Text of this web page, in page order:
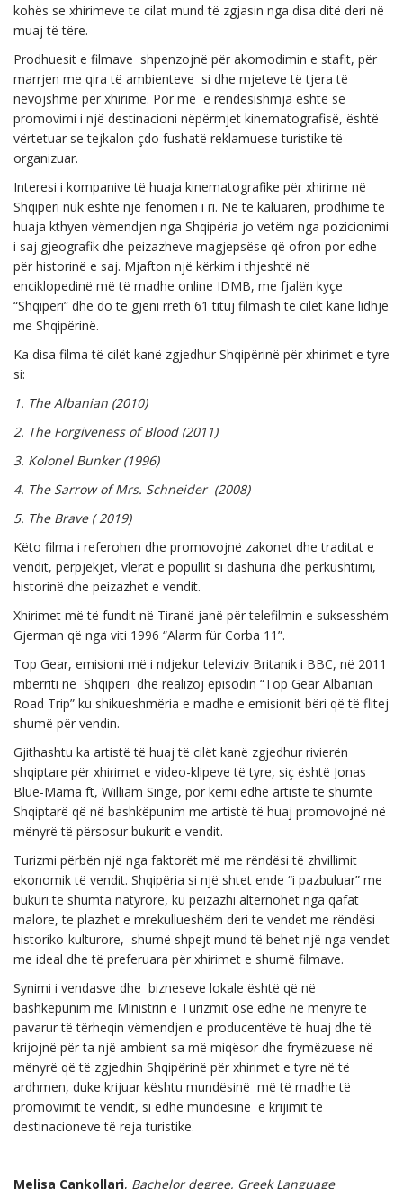
kohës se xhirimeve te cilat mund të zgjasin nga disa ditë deri në
muaj të tëre.
Prodhuesit e filmave shpenzojnë për akomodimin e stafit, për
marrjen me qira të ambienteve si dhe mjeteve të tjera të
nevojshme për xhirime. Por më e rëndësishmja është së
promovimi i një destinacioni nëpërmjet kinematografisë, është
vërtetuar se tejkalon çdo fushatë reklamuese turistike të
organizuar.
Interesi i kompanive të huaja kinematografike për xhirime në
Shqipëri nuk është një fenomen i ri. Në të kaluarën, prodhime të
huaja kthyen vëmendjen nga Shqipëria jo vetëm nga pozicionimi
i saj gjeografik dhe peizazheve magjepsëse që ofron por edhe
për historinë e saj. Mjafton një kërkim i thjeshtë në
enciklopedinë më të madhe online IDMB, me fjalën kyçe
“Shqipëri” dhe do të gjeni rreth 61 tituj filmash të cilët kanë lidhje
me Shqipërinë.
Ka disa filma të cilët kanë zgjedhur Shqipërinë për xhirimet e tyre
si:
1. The Albanian (2010)
2. The Forgiveness of Blood (2011)
3. Kolonel Bunker (1996)
4. The Sarrow of Mrs. Schneider (2008)
5. The Brave ( 2019)
Këto filma i referohen dhe promovojnë zakonet dhe traditat e
vendit, përpjekjet, vlerat e popullit si dashuria dhe përkushtimi,
historinë dhe peizazhet e vendit.
Xhirimet më të fundit në Tiranë janë për telefilmin e suksesshëm
Gjerman që nga viti 1996 “Alarm für Corba 11”.
Top Gear, emisioni më i ndjekur televiziv Britanik i BBC, në 2011
mbërriti në Shqipëri dhe realizoj episodin “Top Gear Albanian
Road Trip” ku shikueshmëria e madhe e emisionit bëri që të flitej
shumë për vendin.
Gjithashtu ka artistë të huaj të cilët kanë zgjedhur rivierën
shqiptare për xhirimet e video-klipeve të tyre, siç është Jonas
Blue-Mama ft, William Singe, por kemi edhe artiste të shumtë
Shqiptarë që në bashkëpunim me artistë të huaj promovojnë në
mënyrë të përsosur bukurit e vendit.
Turizmi përbën një nga faktorët më me rëndësi të zhvillimit
ekonomik të vendit. Shqipëria si një shtet ende “i pazbuluar” me
bukuri të shumta natyrore, ku peizazhi alternohet nga qafat
malore, te plazhet e mrekullueshëm deri te vendet me rëndësi
historiko-kulturore, shumë shpejt mund të behet një nga vendet
me ideal dhe të preferuara për xhirimet e shumë filmave.
Synimi i vendasve dhe bizneseve lokale është që në
bashkëpunim me Ministrin e Turizmit ose edhe në mënyrë të
pavarur të tërheqin vëmendjen e producentëve të huaj dhe të
krijojnë për ta një ambient sa më miqësor dhe frymëzuese në
mënyrë që të zgjedhin Shqipërinë për xhirimet e tyre në të
ardhmen, duke krijuar kështu mundësinë më të madhe të
promovimit të vendit, si edhe mundësinë e krijimit të
destinacioneve të reja turistike.
Melisa Cankollari, Bachelor degree, Greek Language